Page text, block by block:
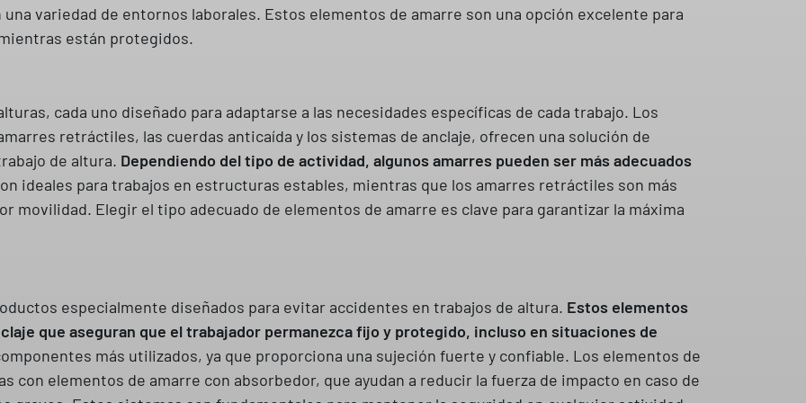
variedad de entornos laborales. Estos elementos de amarre son una opción excelente para
están protegidos.
cada uno diseñado para adaptarse a las necesidades específicas de cada trabajo. Los
retráctiles, las cuerdas anticaída y los sistemas de anclaje, ofrecen una solución de
de altura. Dependiendo del tipo de actividad, algunos amarres pueden ser más adecuados
ideales para trabajos en estructuras estables, mientras que los amarres retráctiles son más
movilidad. Elegir el tipo adecuado de elementos de amarre es clave para garantizar la máxima
especialmente diseñados para evitar accidentes en trabajos de altura. Estos elementos
que aseguran que el trabajador permanezca fijo y protegido, incluso en situaciones de
más utilizados, ya que proporciona una sujeción fuerte y confiable. Los elementos de
con elementos de amarre con absorbedor, que ayudan a reducir la fuerza de impacto en caso de